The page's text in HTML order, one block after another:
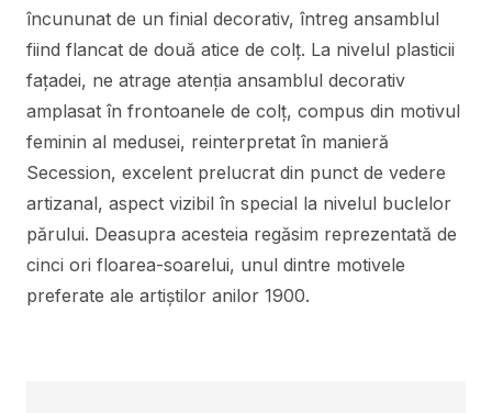
încununat de un finial decorativ, întreg ansamblul
fiind flancat de două atice de colț. La nivelul plasticii
fațadei, ne atrage atenția ansamblul decorativ
amplasat în frontoanele de colț, compus din motivul
feminin al medusei, reinterpretat în manieră
Secession, excelent prelucrat din punct de vedere
artizanal, aspect vizibil în special la nivelul buclelor
părului. Deasupra acesteia regăsim reprezentată de
cinci ori floarea-soarelui, unul dintre motivele
preferate ale artiștilor anilor 1900.